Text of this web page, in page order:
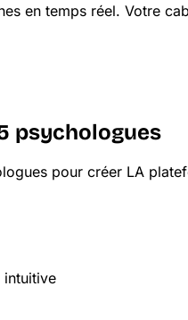
en temps réel. Votre
psychologues
pour créer LA
intuitive